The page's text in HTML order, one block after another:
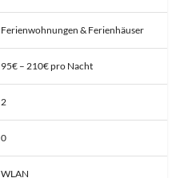
Ferienwohnungen & Ferienhäuser
95€ – 210€ pro Nacht
2
0
WLAN